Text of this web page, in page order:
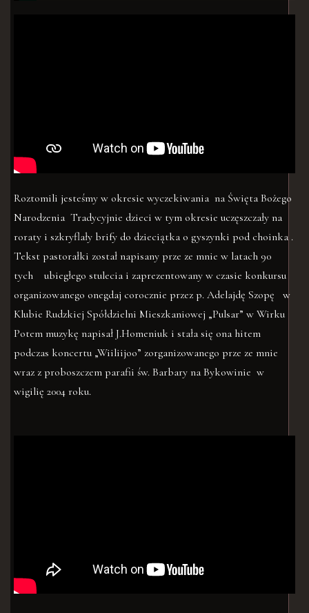
Roztomili jesteśmy w okresie wyczekiwania na Święta Bożego
Narodzenia Tradycyjnie dzieci w tym okresie uczęszczały na
roraty i szkryflały brify do dzieciątka o gyszynki pod choinka .
Tekst pastorałki został napisany prze ze mnie w latach 90
tych ubiegłego stulecia i zaprezentowany w czasie konkursu
organizowanego onegdaj corocznie przez p. Adelajdę Szopę w
Klubie Rudzkiej Spółdzielni Mieszkaniowej „Pulsar” w Wirku
Potem muzykę napisał J.Homeniuk i stała się ona hitem
podczas koncertu „Wiiliijoo” zorganizowanego prze ze mnie
wraz z proboszczem parafii św. Barbary na Bykowinie w
wigilię 2004 roku.